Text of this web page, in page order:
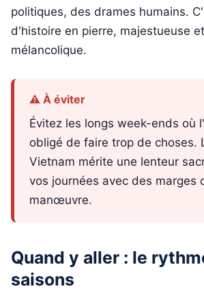
politiques, des drames humains.
d'histoire en pierre, majestueuse
mélancolique.
⚠️ À éviter
Évitez les longs week-ends où
obligé de faire trop de choses.
Vietnam mérite une lenteur
vos journées avec des marges
manœuvre.
Quand y aller : le
saisons